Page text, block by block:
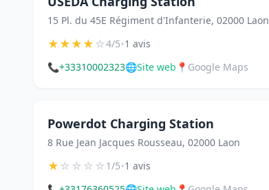
15 Pl. du 45E Régiment d'Infanterie, 02000 Laon
★★★★☆4/5•1 avis
📞+33310002323🌐Site web 📍 Google Maps
Powerdot Charging Station
8 Rue Jean Jacques Rousseau, 02000 Laon
★☆☆☆☆1/5•1 avis